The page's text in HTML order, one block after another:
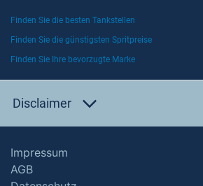
Finden Sie die besten Tankstellen
Finden Sie die günstigsten Spritpreise
Finden Sie Ihre bevorzugte Marke
Disclaimer
Impressum
AGB